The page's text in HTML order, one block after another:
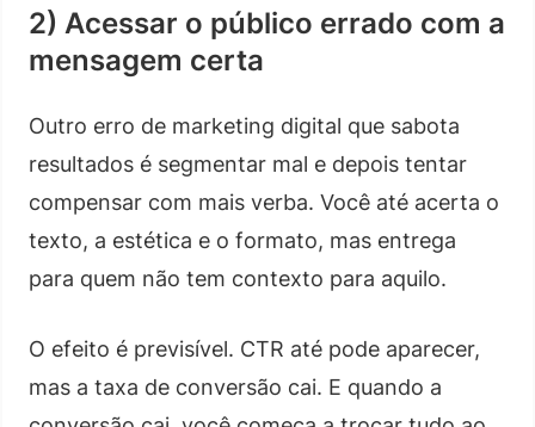
2) Acessar o público errado com a
mensagem certa
Outro erro de marketing digital que sabota
resultados é segmentar mal e depois tentar
compensar com mais verba. Você até acerta o
texto, a estética e o formato, mas entrega
para quem não tem contexto para aquilo.
O efeito é previsível. CTR até pode aparecer,
mas a taxa de conversão cai. E quando a